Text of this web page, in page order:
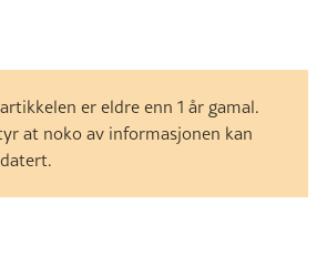
er eldre enn 1 år gamal.
at noko av informasjonen kan